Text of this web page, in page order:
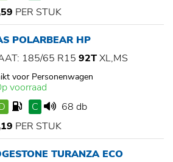
PER STUK
POLARBEAR HP
185/65 R15 92TXL,MS
voor Personenwagen
voorraad
C
68 db
PER STUK
TURANZA ECO